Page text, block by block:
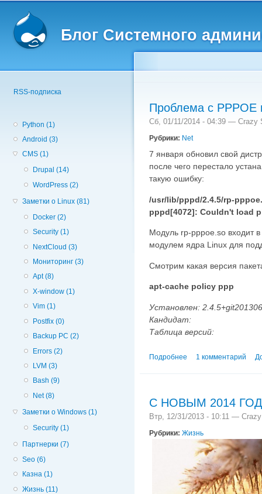
Блог Системного
RSS-подписка
Python (1)
Android (3)
CMS (1)
Drupal (14)
WordPress (2)
Заметки о Linux (81)
Docker (2)
Security (1)
NextCloud (3)
Мониторинг (3)
Apt (8)
X-window (1)
Vim (1)
Postfix (0)
Backup PC (2)
Errors (2)
LVM (3)
Bash (9)
Net (8)
Заметки о Windows (1)
Security (1)
Партнерки (7)
Seo (6)
Казна (1)
Жизнь (11)
Проблема с PPPOE
Сб, 01/11/2014 - 04:39 — Crazy
Рубрики: Net
7 января обновил свой
после чего перестало
такую ошибку:
/usr/lib/pppd/2.4.5/rp-
pppd[4072]: Couldn't load
Модуль rp-pppoe.so входит в
модулем ядра Linux для
Смотрим какая версия
apt-cache policy ppp
Установлен:
Кандидат:
Таблица версий:
Подробнее о Проблема с
1 комментарий
С НОВЫМ 2014
Втр, 12/31/2013 - 10:11 —
Рубрики: Жизнь